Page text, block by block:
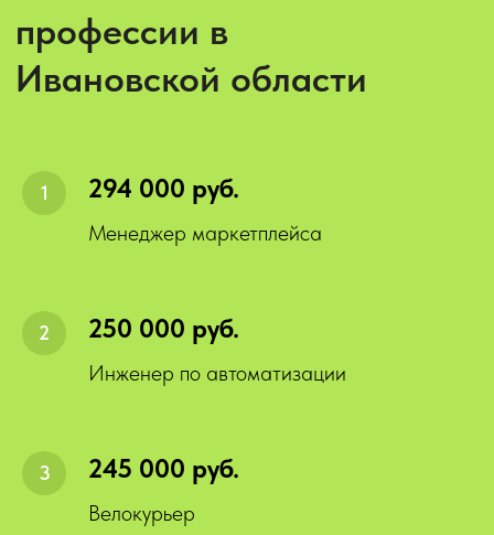
294 000 руб.
Менеджер маркетплейса
250 000 руб.
Инженер по автоматизации
245 000 руб.
Велокурьер